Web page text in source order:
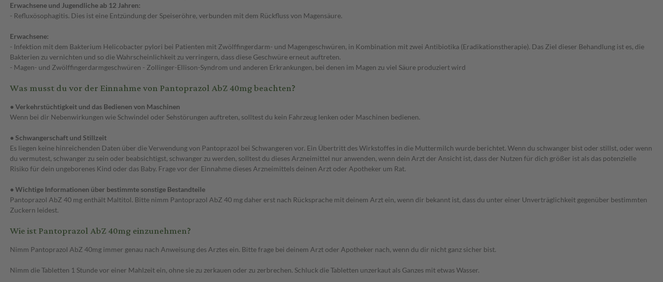
Erwachsene und Jugendliche ab 12 Jahren:
- Refluxösophagitis. Dies ist eine Entzündung der Speiseröhre, verbunden mit dem Rückfluss von Magensäure.
Erwachsene:
- Infektion mit dem Bakterium Helicobacter pylori bei Patienten mit Zwölffingerdarm- und Magengeschwüren, in Kombination mit zwei Antibiotika (Eradikationstherapie). Das Ziel dieser Behandlung ist es, die
Bakterien zu vernichten und so die Wahrscheinlichkeit zu verringern, dass diese Geschwüre erneut auftreten.
- Magen- und Zwölffingerdarmgeschwüren - Zollinger-Ellison-Syndrom und anderen Erkrankungen, bei denen im Magen zu viel Säure produziert wird
Was musst du vor der Einnahme von Pantoprazol AbZ 40mg beachten?
● Verkehrstüchtigkeit und das Bedienen von Maschinen
Wenn bei dir Nebenwirkungen wie Schwindel oder Sehstörungen auftreten, solltest du kein Fahrzeug lenken oder Maschinen bedienen.
● Schwangerschaft und Stillzeit
Es liegen keine hinreichenden Daten über die Verwendung von Pantoprazol bei Schwangeren vor. Ein Übertritt des Wirkstoffes in die Muttermilch wurde berichtet. Wenn du schwanger bist oder stillst, oder wenn
du vermutest, schwanger zu sein oder beabsichtigst, schwanger zu werden, solltest du dieses Arzneimittel nur anwenden, wenn dein Arzt der Ansicht ist, dass der Nutzen für dich größer ist als das potenzielle
Risiko für dein ungeborenes Kind oder das Baby. Frage vor der Einnahme dieses Arzneimittels deinen Arzt oder Apotheker um Rat.
● Wichtige Informationen über bestimmte sonstige Bestandteile
Pantoprazol AbZ 40 mg enthält Maltitol. Bitte nimm Pantoprazol AbZ 40 mg daher erst nach Rücksprache mit deinem Arzt ein, wenn dir bekannt ist, dass du unter einer Unverträglichkeit gegenüber bestimmten
Zuckern leidest.
Wie ist Pantoprazol AbZ 40mg einzunehmen?
Nimm Pantoprazol AbZ 40mg immer genau nach Anweisung des Arztes ein. Bitte frage bei deinem Arzt oder Apotheker nach, wenn du dir nicht ganz sicher bist.
Nimm die Tabletten 1 Stunde vor einer Mahlzeit ein, ohne sie zu zerkauen oder zu zerbrechen. Schluck die Tabletten unzerkaut als Ganzes mit etwas Wasser.